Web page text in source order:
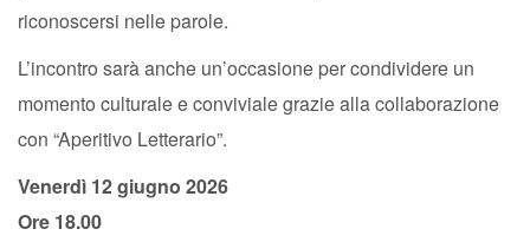
riconoscersi nelle parole.
L’incontro sarà anche un’occasione per condividere un
momento culturale e conviviale grazie alla collaborazione
con “Aperitivo Letterario”.
Venerdì 12 giugno 2026
Ore 18.00